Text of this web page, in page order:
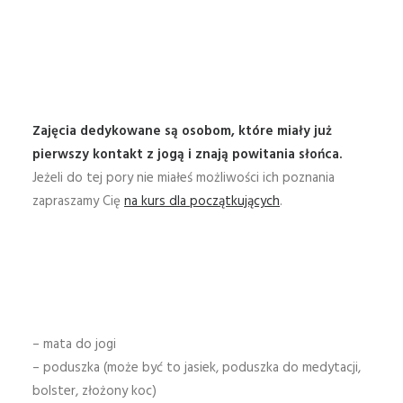
Zajęcia dedykowane są osobom, które miały już
pierwszy kontakt z jogą i znają powitania słońca.
Jeżeli do tej pory nie miałeś możliwości ich poznania
zapraszamy Cię na kurs dla początkujących.
– mata do jogi
– poduszka (może być to jasiek, poduszka do medytacji,
bolster, złożony koc)